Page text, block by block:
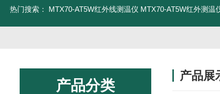
热门搜索： MTX70-AT5W红外线测温仪 MTX70-AT5W红外测温
产品分类
产品展